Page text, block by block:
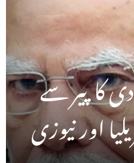
کا پیر سے
اور نیوزی